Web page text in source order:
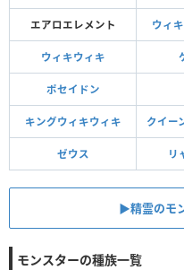
エアロエレメント ウィ
ウィキウィキ
ポセイドン
キングウィキウィキ クイー
ゼウス リ
▶︎精霊のモ
モンスターの種族一覧